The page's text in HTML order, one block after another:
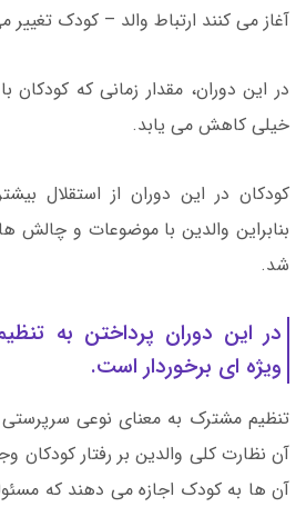
آغاز می کنند ارتباط والد – کودک تغییر
در این دوران، مقدار زمانی که کودکان
خیلی کاهش می یابد.
کودکان در این دوران از استقلال
بنابراین والدین با موضوعات و چالش
شد.
در این دوران پرداختن به
ویژه ای برخوردار است.
تنظیم مشترک به معنای نوعی
آن نظارت کلی والدین بر رفتار کودکان
آن ها به کودک اجازه می دهند که